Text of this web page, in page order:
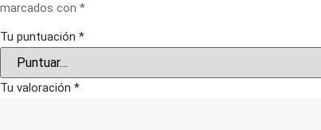
marcados con *
Tu puntuación *
Tu valoración *